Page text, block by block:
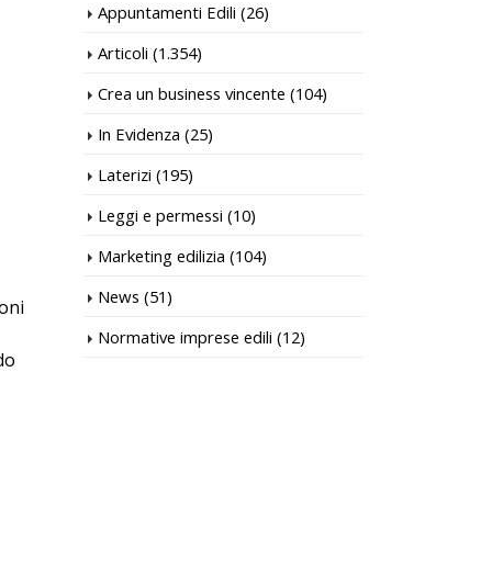
Appuntamenti Edili (26)
Articoli (1.354)
Crea un business vincente (104)
In Evidenza (25)
Laterizi (195)
Leggi e permessi (10)
Marketing edilizia (104)
News (51)
Normative imprese edili (12)